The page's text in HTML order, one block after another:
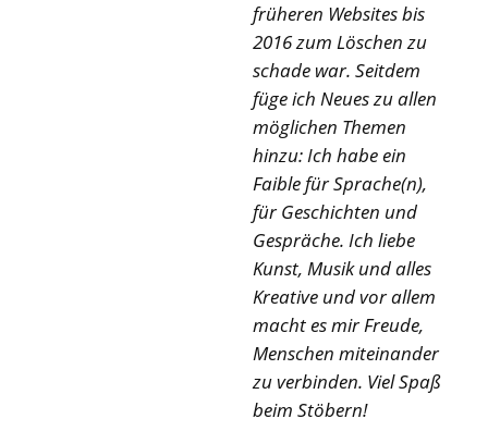
früheren Websites bis
2016 zum Löschen zu
schade war. Seitdem
füge ich Neues zu allen
möglichen Themen
hinzu: Ich habe ein
Faible für Sprache(n),
für Geschichten und
Gespräche. Ich liebe
Kunst, Musik und alles
Kreative und vor allem
macht es mir Freude,
Menschen miteinander
zu verbinden. Viel Spaß
beim Stöbern!